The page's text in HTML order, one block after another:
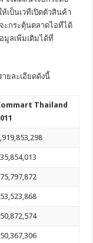
เป็นเวทีเปิดตัวสินค้า
ะกระตุ้นตลาดไอทีได้
มูลเพีมเติมได้ที่
ายละเอียดดังนี้
Thailand